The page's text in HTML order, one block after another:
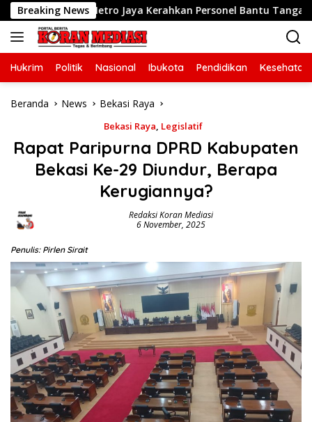
Langsung
ke
konten
Breaking News
Polda Metro Jaya Kerahkan Personel Bantu Tangani
Hukrim Politik Nasional Ibukota Pendidikan Kesehatan
Beranda News Bekasi Raya
Bekasi Raya, Legislatif
Rapat Paripurna DPRD Kabupaten
Bekasi Ke-29 Diundur, Berapa
Kerugiannya?
Redaksi Koran Mediasi
6 November, 2025
Penulis: Pirlen Sirait